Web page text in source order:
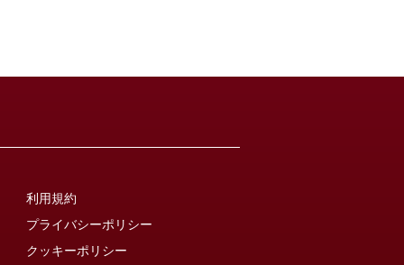
利用規約
プライバシーポリシー
クッキーポリシー